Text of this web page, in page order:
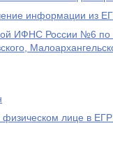
информации из
ИФНС России №6 по
физическом лице в